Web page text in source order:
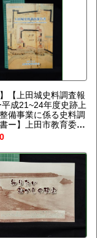
】【上田城史料調査報
成21~24年度史跡上
備事業に係る史料調
ー】上田市教育委員